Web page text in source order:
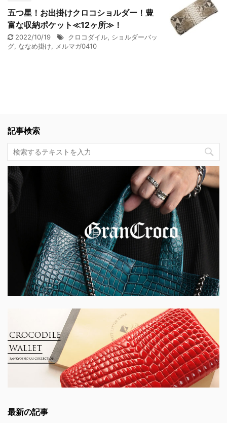
五つ星！お出掛けクロコショルダー！豊
富な収納ポケット≪12ヶ所≫！
2022/10/19 クロコダイル, ショルダーバッ
グ, ななめ掛け, メルマガ0410
記事検索
最新の記事